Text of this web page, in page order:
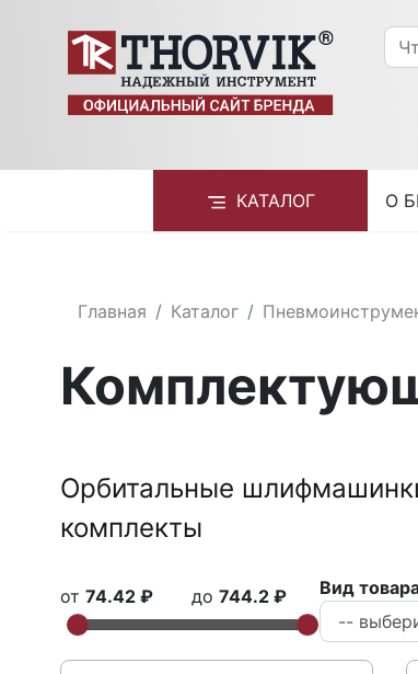
КАТАЛОГ О
Главная Каталог
Орбитальные
комплекты
от74.42 ₽ до744.2 ₽ Вид